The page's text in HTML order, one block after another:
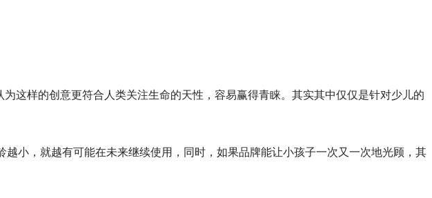
的创意更符合人类关注生命的天性，容易赢得青睐。其实其中仅仅是针对少儿的
越小，就越有可能在未来继续使用，同时，如果品牌能让小孩子一次又一次地光顾，其